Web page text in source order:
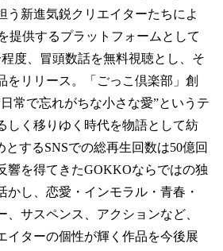
う新進気鋭クリエイターたちによ
提供するプラットフォームとして
度、冒頭数話を無料視聴とし、そ
をリリース。「ごっこ倶楽部」創
常で忘れがちな小さな愛”というテ
しく移りゆく時代を物語として紡
とするSNSでの総再生回数は50億回
響を得てきたGOKKOならではの独
かし、恋愛・インモラル・青春・
、サスペンス、アクションなど、
イターの個性が輝く作品を今後展